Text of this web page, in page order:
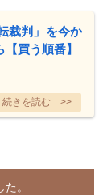
裁判」を今か
買う順番】
。